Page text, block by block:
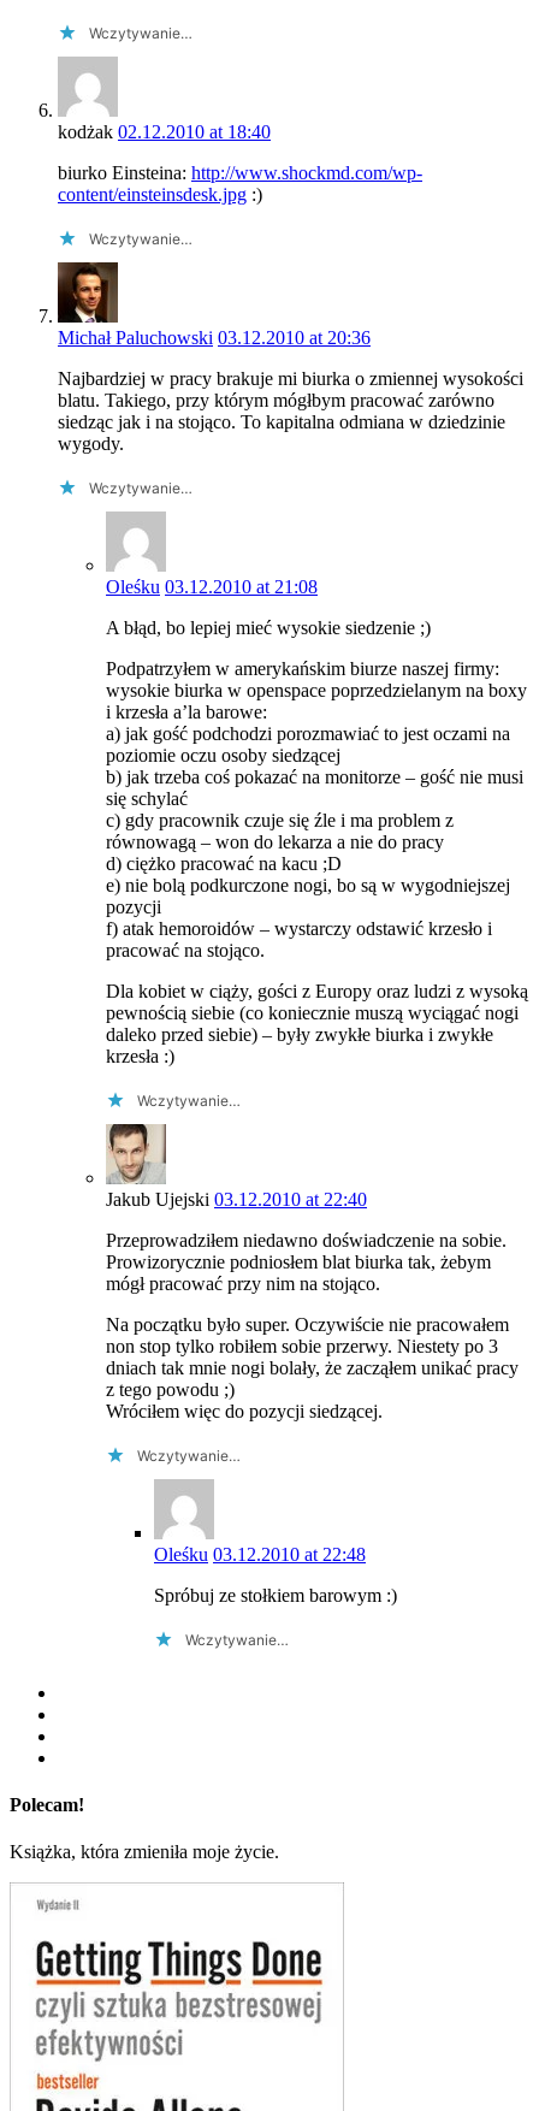
Wczytywanie…
kodżak 02.12.2010 at 18:40
biurko Einsteina: http://www.shockmd.com/wp-
content/einsteinsdesk.jpg :)
Wczytywanie…
Michał Paluchowski 03.12.2010 at 20:36
Najbardziej w pracy brakuje mi biurka o zmiennej wysokości
blatu. Takiego, przy którym mógłbym pracować zarówno
siedząc jak i na stojąco. To kapitalna odmiana w dziedzinie
wygody.
Wczytywanie…
Oleśku 03.12.2010 at 21:08
A błąd, bo lepiej mieć wysokie siedzenie ;)
Podpatrzyłem w amerykańskim biurze naszej firmy:
wysokie biurka w openspace poprzedzielanym na boxy
i krzesła a’la barowe:
a) jak gość podchodzi porozmawiać to jest oczami na
poziomie oczu osoby siedzącej
b) jak trzeba coś pokazać na monitorze – gość nie musi
się schylać
c) gdy pracownik czuje się źle i ma problem z
równowagą – won do lekarza a nie do pracy
d) ciężko pracować na kacu ;D
e) nie bolą podkurczone nogi, bo są w wygodniejszej
pozycji
f) atak hemoroidów – wystarczy odstawić krzesło i
pracować na stojąco.
Dla kobiet w ciąży, gości z Europy oraz ludzi z wysoką
pewnością siebie (co koniecznie muszą wyciągać nogi
daleko przed siebie) – były zwykłe biurka i zwykłe
krzesła :)
Wczytywanie…
Jakub Ujejski 03.12.2010 at 22:40
Przeprowadziłem niedawno doświadczenie na sobie.
Prowizorycznie podniosłem blat biurka tak, żebym
mógł pracować przy nim na stojąco.
Na początku było super. Oczywiście nie pracowałem
non stop tylko robiłem sobie przerwy. Niestety po 3
dniach tak mnie nogi bolały, że zacząłem unikać pracy
z tego powodu ;)
Wróciłem więc do pozycji siedzącej.
Wczytywanie…
Oleśku 03.12.2010 at 22:48
Spróbuj ze stołkiem barowym :)
Wczytywanie…
Polecam!
Książka, która zmieniła moje życie.